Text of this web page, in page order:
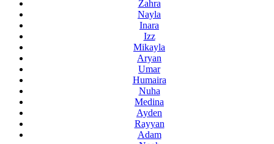
Zahra
Nayla
Inara
Izz
Mikayla
Aryan
Umar
Humaira
Nuha
Medina
Ayden
Rayyan
Adam